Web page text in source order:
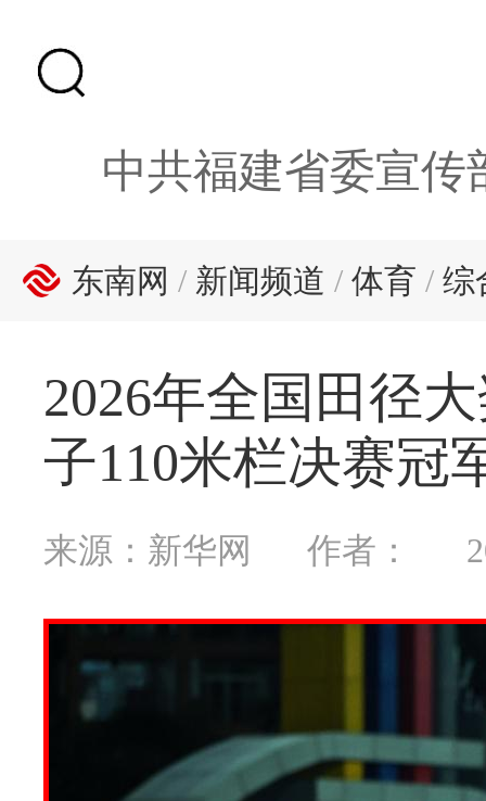
中共福建省委宣传
东南网 / 新闻频道 / 体育 / 综
2026年全国田径
子110米栏决赛冠
来源：新华网 作者：